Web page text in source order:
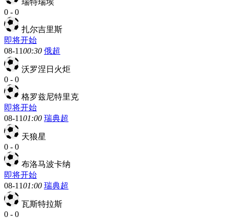
0 - 0
扎尔吉里斯
即将开始
08-1100:30 俄超
沃罗涅日火炬
0 - 0
格罗兹尼特里克
即将开始
08-1101:00 瑞典超
天狼星
0 - 0
布洛马波卡纳
即将开始
08-1101:00 瑞典超
瓦斯特拉斯
0 - 0